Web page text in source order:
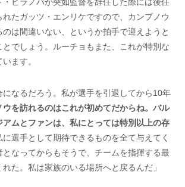
・ビラノバが突如監督を辞任した際には後任
たガッツ・エンリケですので、カンプノウ
は間違いない、というか拍手で迎えようと
とでしょう。ルーチョもまた、これが特別な
ます。
になるだろう。私が選手を引退してから10年
ウを訪れるのはこれが初めてだからね。バル
アムとファンは、私にとっては特別以上の存
に選手として期待できるものを全て与えてく
なってからもそうで、チームを指揮する最
た。私は家族のいる場所へと戻るんだ」